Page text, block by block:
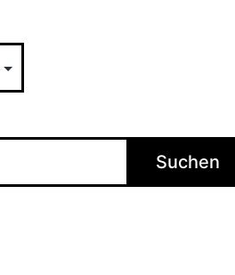
Suchen